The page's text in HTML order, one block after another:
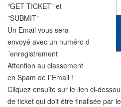
"GET TICKET" et
"SUBMIT"
Un Email vous sera
envoyé avec un numéro d
´enregistrement
Attention au classement
en Spam de l´Email !
Cliquez ensuite sur le lien ci-
de ticket qui doit être finalisée par